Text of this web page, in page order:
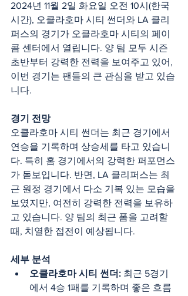
2024년 11월 2일 화요일 오전 10시(한국
시간), 오클라호마 시티 썬더와 LA 클리
퍼스의 경기가 오클라호마 시티의 페이
콤 센터에서 열립니다. 양 팀 모두 시즌
초반부터 강력한 전력을 보여주고 있어,
이번 경기는 팬들의 큰 관심을 받고 있습
니다.
경기 전망
오클라호마 시티 썬더는 최근 경기에서
연승을 기록하며 상승세를 타고 있습니
다. 특히 홈 경기에서의 강력한 퍼포먼스
가 돋보입니다. 반면, LA 클리퍼스는 최
근 원정 경기에서 다소 기복 있는 모습을
보였지만, 여전히 강력한 전력을 보유하
고 있습니다. 양 팀의 최근 폼을 고려할
때, 치열한 접전이 예상됩니다.
세부 분석
오클라호마 시티 썬더: 최근 5경기
에서 4승 1패를 기록하며 좋은 흐름